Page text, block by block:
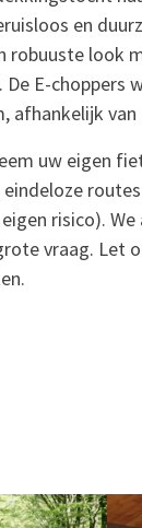
en
robuuste look
E-choppers
afhankelijk
uw eigen
risico).
vraag. Let